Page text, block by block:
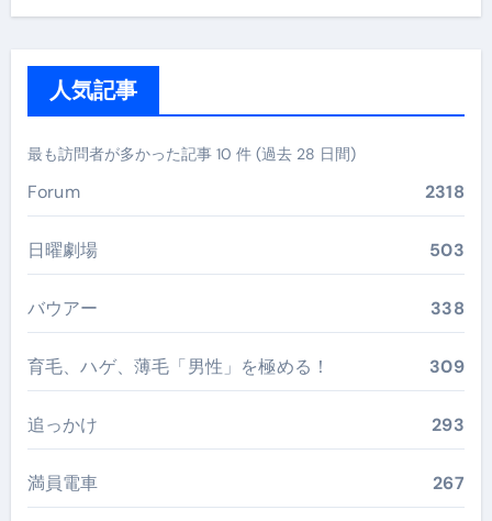
人気記事
最も訪問者が多かった記事 10 件 (過去 28 日間)
Forum 2318
日曜劇場 503
バウアー 338
育毛、ハゲ、薄毛「男性」を極める！ 309
追っかけ 293
満員電車 267